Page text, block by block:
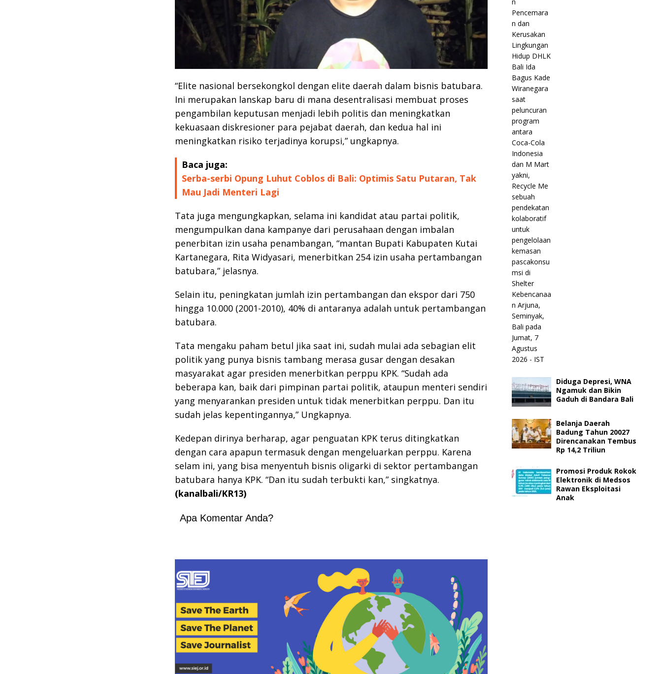
“Elite nasional bersekongkol dengan elite daerah dalam bisnis batubara.
Ini merupakan lanskap baru di mana desentralisasi membuat proses
pengambilan keputusan menjadi lebih politis dan meningkatkan
kekuasaan diskresioner para pejabat daerah, dan kedua hal ini
meningkatkan risiko terjadinya korupsi,” ungkapnya.
Baca juga:
Serba-serbi Opung Luhut Coblos di Bali: Optimis Satu Putaran, Tak
Mau Jadi Menteri Lagi
Tata juga mengungkapkan, selama ini kandidat atau partai politik,
mengumpulkan dana kampanye dari perusahaan dengan imbalan
penerbitan izin usaha penambangan, “mantan Bupati Kabupaten Kutai
Kartanegara, Rita Widyasari, menerbitkan 254 izin usaha pertambangan
batubara,” jelasnya.
Selain itu, peningkatan jumlah izin pertambangan dan ekspor dari 750
hingga 10.000 (2001-2010), 40% di antaranya adalah untuk pertambangan
batubara.
Tata mengaku paham betul jika saat ini, sudah mulai ada sebagian elit
politik yang punya bisnis tambang merasa gusar dengan desakan
masyarakat agar presiden menerbitkan perppu KPK. “Sudah ada
beberapa kan, baik dari pimpinan partai politik, ataupun menteri sendiri
yang menyarankan presiden untuk tidak menerbitkan perppu. Dan itu
sudah jelas kepentingannya,” Ungkapnya.
Kedepan dirinya berharap, agar penguatan KPK terus ditingkatkan
dengan cara apapun termasuk dengan mengeluarkan perppu. Karena
selam ini, yang bisa menyentuh bisnis oligarki di sektor pertambangan
batubara hanya KPK. “Dan itu sudah terbukti kan,” singkatnya.
(kanalbali/KR13)
Apa Komentar Anda?
Diduga Depresi, WNA
Ngamuk dan Bikin
Gaduh di Bandara Bali
Belanja Daerah
Badung Tahun 20027
Direncanakan Tembus
Rp 14,2 Triliun
Promosi Produk Rokok
Elektronik di Medsos
Rawan Eksploitasi
Anak